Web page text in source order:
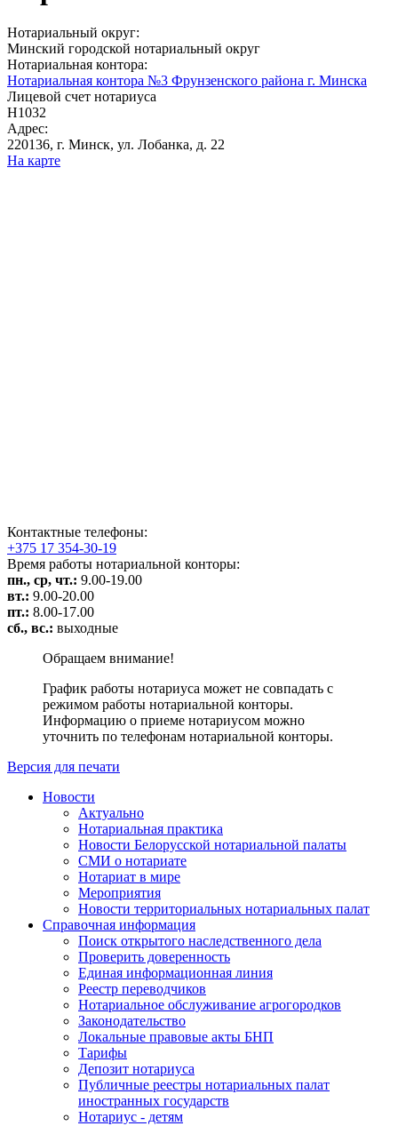
Нотариальный округ:
Минский городской нотариальный округ
Нотариальная контора:
Нотариальная контора №3 Фрунзенского района г. Минска
Лицевой счет нотариуса
Н1032
Адрес:
220136, г. Минск, ул. Лобанка, д. 22
На карте
Контактные телефоны:
+375 17 354-30-19
Время работы нотариальной конторы:
пн., ср, чт.: 9.00-19.00
вт.: 9.00-20.00
пт.: 8.00-17.00
сб., вс.: выходные
Обращаем внимание!
График работы нотариуса может не совпадать с
режимом работы нотариальной конторы.
Информацию о приеме нотариусом можно
уточнить по телефонам нотариальной конторы.
Версия для печати
Новости
Актуально
Нотариальная практика
Новости Белорусской нотариальной палаты
СМИ о нотариате
Нотариат в мире
Мероприятия
Новости территориальных нотариальных палат
Справочная информация
Поиск открытого наследственного дела
Проверить доверенность
Единая информационная линия
Реестр переводчиков
Нотариальное обслуживание агрогородков
Законодательство
Локальные правовые акты БНП
Тарифы
Депозит нотариуса
Публичные реестры нотариальных палат
иностранных государств
Нотариус - детям